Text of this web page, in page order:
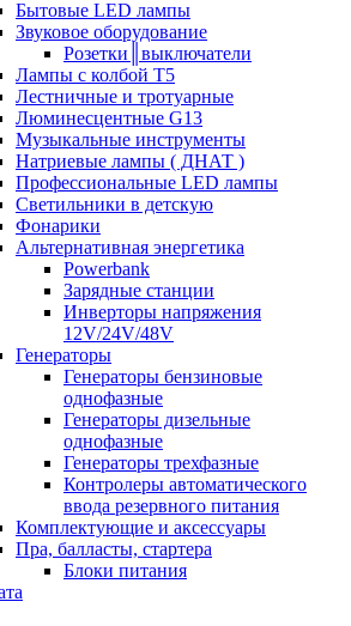
Бытовые LED лампы
Звуковое оборудование
Розетки║выключатели
Лампы с колбой Т5
Лестничные и тротуарные
Люминесцентные G13
Музыкальные инструменты
Натриевые лампы ( ДНАТ )
Профессиональные LED лампы
Светильники в детскую
Фонарики
Альтернативная энергетика
Powerbank
Зарядные станции
Инверторы напряжения
12V/24V/48V
Генераторы
Генераторы бензиновые
однофазные
Генераторы дизельные
однофазные
Генераторы трехфазные
Контролеры автоматического
ввода резервного питания
Комплектующие и аксессуары
Пра, балласты, стартера
Блоки питания